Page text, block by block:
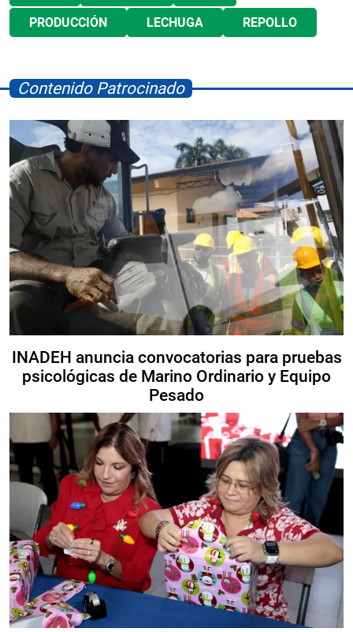
PRODUCCIÓN LECHUGA REPOLLO
Contenido Patrocinado
INADEH anuncia convocatorias para pruebas
psicológicas de Marino Ordinario y Equipo
Pesado